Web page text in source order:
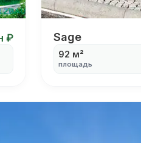
Sage
Sage
92 м²
площадь
₽